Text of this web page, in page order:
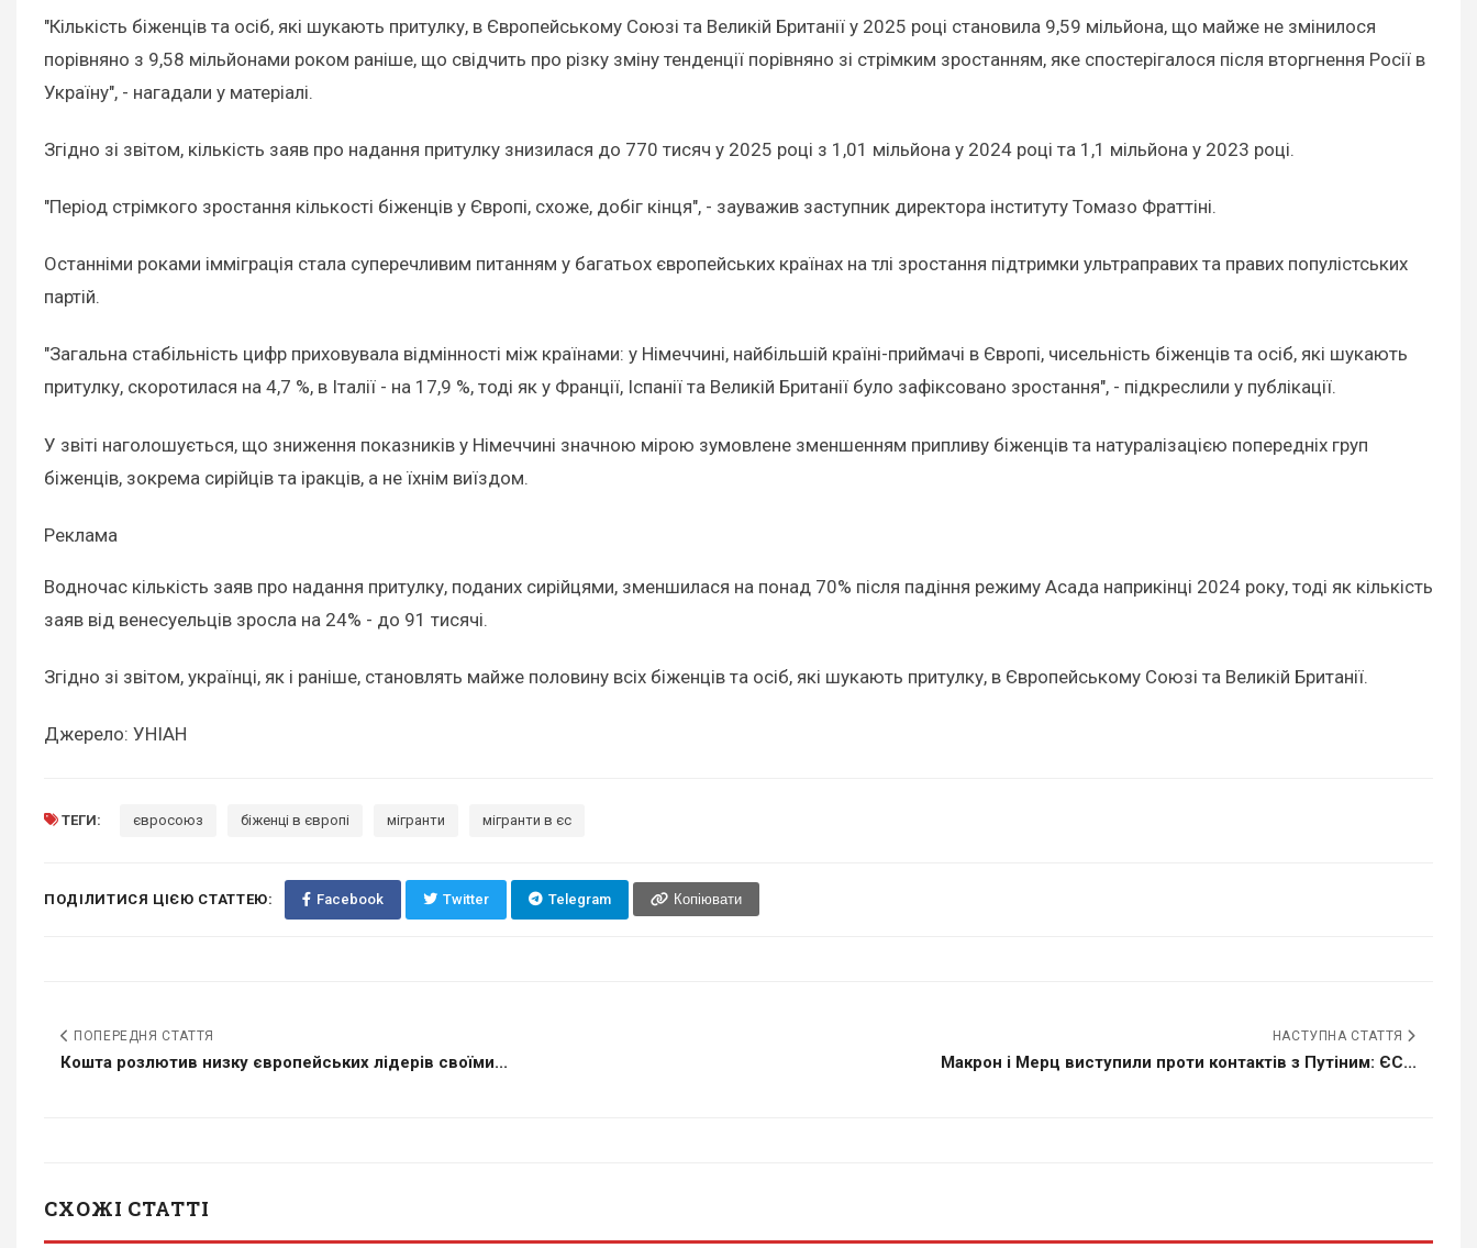
"Кількість біженців та осіб, які шукають притулку, в Європейському Союзі та Великій Британії у 2025 році становила 9,59 мільйона, що майже не змінилося
порівняно з 9,58 мільйонами роком раніше, що свідчить про різку зміну тенденції порівняно зі стрімким зростанням, яке спостерігалося після вторгнення Росії в
Україну", - нагадали у матеріалі.
Згідно зі звітом, кількість заяв про надання притулку знизилася до 770 тисяч у 2025 році з 1,01 мільйона у 2024 році та 1,1 мільйона у 2023 році.
"Період стрімкого зростання кількості біженців у Європі, схоже, добіг кінця", - зауважив заступник директора інституту Томазо Фраттіні.
Останніми роками імміграція стала суперечливим питанням у багатьох європейських країнах на тлі зростання підтримки ультраправих та правих популістських
партій.
"Загальна стабільність цифр приховувала відмінності між країнами: у Німеччині, найбільшій країні-приймачі в Європі, чисельність біженців та осіб, які шукають
притулку, скоротилася на 4,7 %, в Італії - на 17,9 %, тоді як у Франції, Іспанії та Великій Британії було зафіксовано зростання", - підкреслили у публікації.
У звіті наголошується, що зниження показників у Німеччині значною мірою зумовлене зменшенням припливу біженців та натуралізацією попередніх груп
біженців, зокрема сирійців та іракців, а не їхнім виїздом.
Реклама
Водночас кількість заяв про надання притулку, поданих сирійцями, зменшилася на понад 70% після падіння режиму Асада наприкінці 2024 року, тоді як кількість
заяв від венесуельців зросла на 24% - до 91 тисячі.
Згідно зі звітом, українці, як і раніше, становлять майже половину всіх біженців та осіб, які шукають притулку, в Європейському Союзі та Великій Британії.
Джерело: УНІАН
ТЕГИ: євросоюз біженці в європі мігранти мігранти в єс
ПОДІЛИТИСЯ ЦІЄЮ СТАТТЕЮ: Facebook Twitter Telegram Копіювати
ПОПЕРЕДНЯ СТАТТЯ
Кошта розлютив низку європейських лідерів своїми...
НАСТУПНА СТАТТЯ
Макрон і Мерц виступили проти контактів з Путіним: ЄС...
СХОЖІ СТАТТІ